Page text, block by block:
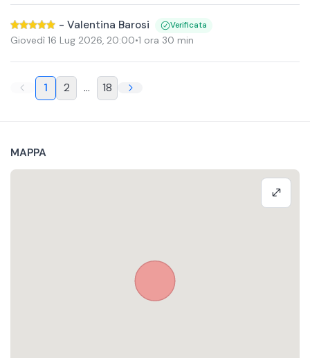
- Valentina Barosi Verificata
Giovedì 16 Lug 2026, 20:00•1 ora 30 min
1 2 ... 18
MAPPA